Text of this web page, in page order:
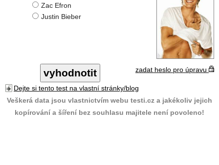
Zac Efron
Justin Bieber
zadat heslo pro úpravu
Dejte si tento test na vlastní stránky/blog
Veškerá data jsou vlastnictvím webu testi.cz a jakékoliv jejich
kopírování a šíření bez souhlasu majitele není povoleno!